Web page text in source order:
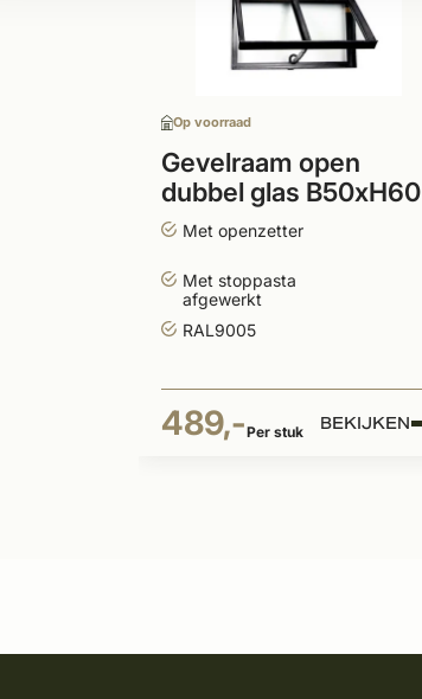
Op voorraad
Gevelraam open
dubbel glas B50xH60
Met openzetter
Met stoppasta
afgewerkt
RAL9005
489,-Per stuk BEKIJKEN